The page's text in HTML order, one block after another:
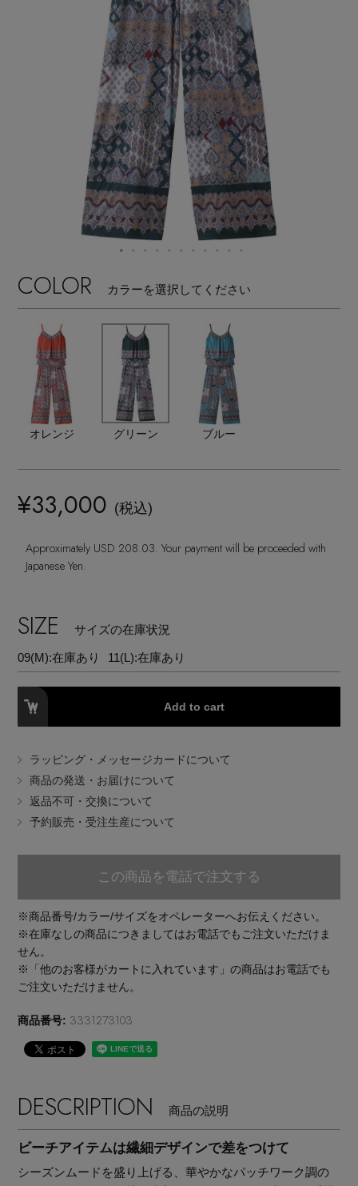
【Tシャツ】デイリーに活躍
【日傘】完全遮光・軽量傘
【サンダル】ビーサンの季節！
【リネン】涼しい夏素材
【CFCL】注目のPOP-UP
【雨の日】急な雨対策グッズ
【限定】ここでしか買えないアイテム
【ペプラム】トレンドシルエット
『ELLE』最新号掲載
【ジュエリー】シルバーでクールに
CATEGORY
すべてのウェア
ブラウス・シャツ
ワンピース・チュニック
パンツ
ジャケット
ニット
すべてのシューズ
サンダル
パンプス
スニーカー
レインシューズ
ブーツ
すべてのバッグ・財布
カゴバッグ
ショルダーバッグ
トートバッグ
クラッチバッグ
ボストンバッグ
ファッション小物
すべてのファッション小物
ストール・マフラー・ケープ
帽子・イヤーマフ
ベルト
レッグウェア
ポーチ
チャーム・ストラップ
その他(傘・ハンカチ・時計など)
アクセサリー
すべてのアクセサリー
ピアス・イヤリング
リング
コサージュ・ブローチ
アンクレット
ランジェリー
すべてのランジェリー
ランジェリー
インナー
スポーツ
ウェア
シューズ
水着・スイムウェア
CONTENTS
NEW IN BRAND
BRAND NEWS
HOT STYLE
PERSONAL COLOR
エディター厳選ギフト
カスタマーサポート
エル・ショップについて
COLOR カラーを選択してください
オレンジ グリーン ブルー
¥33,000 (税込)
Approximately USD 208.03. Your payment will be proceeded with
Japanese Yen.
SIZE サイズの在庫状況
09(M):在庫あり 11(L):在庫あり
Add to cart
ラッピング・メッセージカードについて
商品の発送・お届けについて
返品不可・交換について
予約販売・受注生産について
この商品を電話で注文する
※商品番号/カラー/サイズをオペレーターへお伝えください。
※在庫なしの商品につきましてはお電話でもご注文いただけま
せん。
※「他のお客様がカートに入れています」の商品はお電話でも
ご注文いただけません。
商品番号: 3331273103
DESCRIPTION 商品の説明
ビーチアイテムは繊細デザインで差をつけて
シーズンムードを盛り上げる、華やかなパッチワーク調の